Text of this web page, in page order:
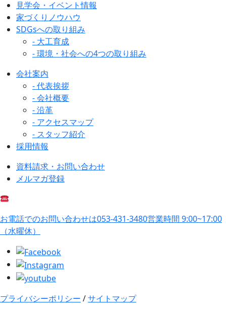
見学会・イベント情報
家づくりノウハウ
SDGsへの取り組み
- 大工育成
- 環境・社会への4つの取り組み
会社案内
- 代表挨拶
- 会社概要
- 沿革
- アクセスマップ
- スタッフ紹介
採用情報
資料請求・お問い合わせ
メルマガ登録
お電話でのお問い合わせは053-431-3480営業時間 9:00~17:00
（水曜休）
プライバシーポリシー /サイトマップ